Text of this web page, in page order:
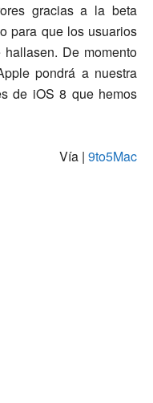
gracias a la beta
para que los usuarios
De momento
pondrá a nuestra
de iOS 8 que hemos
Vía | 9to5Mac